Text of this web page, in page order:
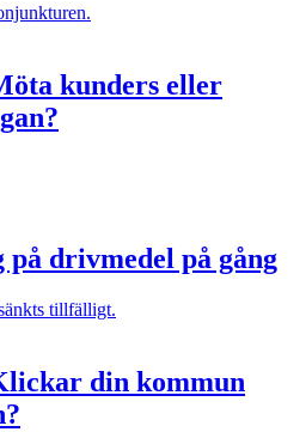
kunders eller
på drivmedel på gång
tillfälligt.
din kommun